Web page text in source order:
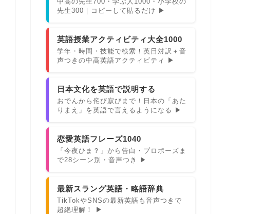
先生300｜コピーして貼るだけ ▶
英語授業アクティビティ大全1000
学年・時間・技能で検索！英日対訳＋音
声つきの中高英語アクティビティ ▶
日本文化を英語で説明する
おでんから侘び寂びまで！日本の「あた
りまえ」を英語で言えるようになる ▶
恋愛英語フレーズ1040
「今夜ひま？」から告白・プロポーズま
で28シーン別・音声つき ▶
最新スラング英語・略語辞典
TikTokやSNSの最新英語も音声つきで
超絶理解！ ▶